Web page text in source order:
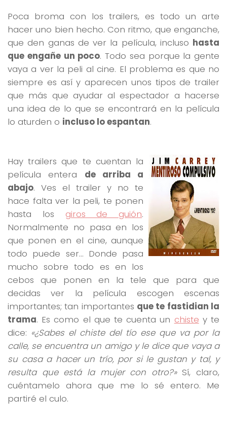
Poca broma con los trailers, es todo un arte
hacer uno bien hecho. Con ritmo, que enganche,
que den ganas de ver la película, incluso hasta
que engañe un poco. Todo sea porque la gente
vaya a ver la peli al cine. El problema es que no
siempre es así y aparecen unos tipos de trailer
que más que ayudar al espectador a hacerse
una idea de lo que se encontrará en la película
lo aturden o incluso lo espantan.
Hay trailers que te cuentan la
película entera de arriba a
abajo. Ves el trailer y no te
hace falta ver la peli, te ponen
hasta los giros de guión.
Normalmente no pasa en los
que ponen en el cine, aunque
todo puede ser… Donde pasa
mucho sobre todo es en los
cebos que ponen en la tele que para que
decidas ver la película escogen escenas
importantes; tan importantes que te fastidian la
trama. Es como el que te cuenta un chiste y te
dice: «¿Sabes el chiste del tío ese que va por la
calle, se encuentra un amigo y le dice que vaya a
su casa a hacer un trío, por si le gustan y tal, y
resulta que está la mujer con otro?»Sí, claro,
cuéntamelo ahora que me lo sé entero. Me
partiré el culo.